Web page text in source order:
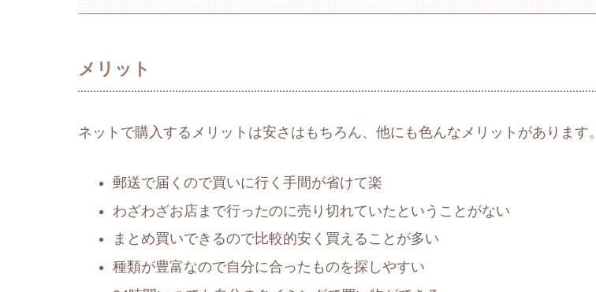
メリット
ネットで購入するメリットは安さはもちろん、他にも色んなメリットがあります。
郵送で届くので買いに行く手間が省けて楽
わざわざお店まで行ったのに売り切れていたということがない
まとめ買いできるので比較的安く買えることが多い
種類が豊富なので自分に合ったものを探しやすい